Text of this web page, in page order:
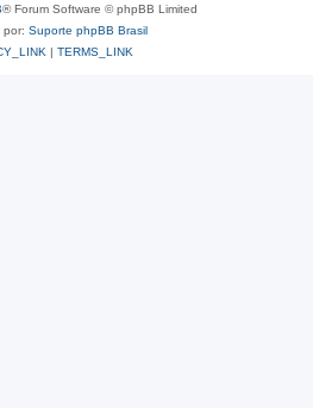
® Forum Software © phpBB Limited
por: Suporte phpBB Brasil
| TERMS_LINK